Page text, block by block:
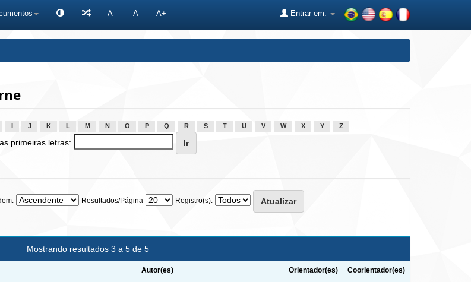
A- A A+ Entrar em:
J K L M N O P Q R S T U V W X Y Z
primeiras letras:
Resultados/Página Registro(s):
Mostrando resultados 3 a 5 de 5
Autor(es) Orientador(es) Coorientador(es)